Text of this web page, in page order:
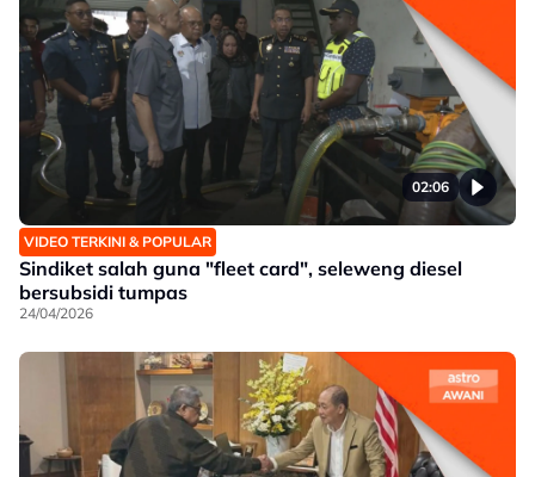
02:06
VIDEO TERKINI & POPULAR
Sindiket salah guna "fleet card", seleweng diesel
bersubsidi tumpas
24/04/2026